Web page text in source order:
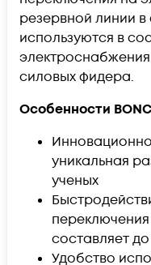
резервной линии
используются в
силовых фидера.
Особенности
уникальная
ученых
составляет
Удобство